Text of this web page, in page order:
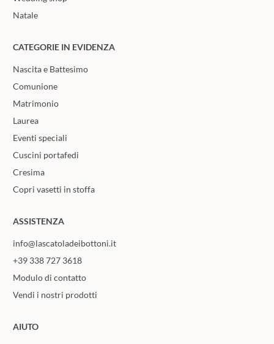
Natale
CATEGORIE IN EVIDENZA
Nascita e Battesimo
Comunione
Matrimonio
Laurea
Eventi speciali
Cuscini portafedi
Cresima
Copri vasetti in stoffa
ASSISTENZA
info@lascatoladeibottoni.it
+39 338 727 3618
Modulo di contatto
Vendi i nostri prodotti
AIUTO